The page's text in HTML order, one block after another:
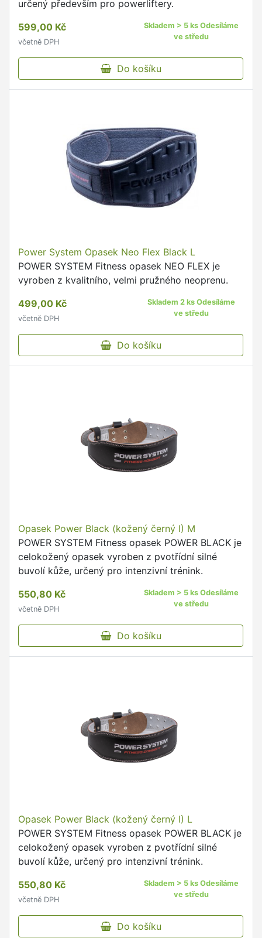
určený především pro powerliftery.
599,00 Kč
včetně DPH
Skladem > 5 ks Odesíláme
ve středu
Do košíku
Power System Opasek Neo Flex Black L
POWER SYSTEM Fitness opasek NEO FLEX je
vyroben z kvalitního, velmi pružného neoprenu.
499,00 Kč
včetně DPH
Skladem 2 ks Odesíláme
ve středu
Do košíku
Opasek Power Black (kožený černý I) M
POWER SYSTEM Fitness opasek POWER BLACK je
celokožený opasek vyroben z pvotřídní silné
buvolí kůže, určený pro intenzivní trénink.
550,80 Kč
včetně DPH
Skladem > 5 ks Odesíláme
ve středu
Do košíku
Opasek Power Black (kožený černý I) L
POWER SYSTEM Fitness opasek POWER BLACK je
celokožený opasek vyroben z pvotřídní silné
buvolí kůže, určený pro intenzivní trénink.
550,80 Kč
včetně DPH
Skladem > 5 ks Odesíláme
ve středu
Do košíku